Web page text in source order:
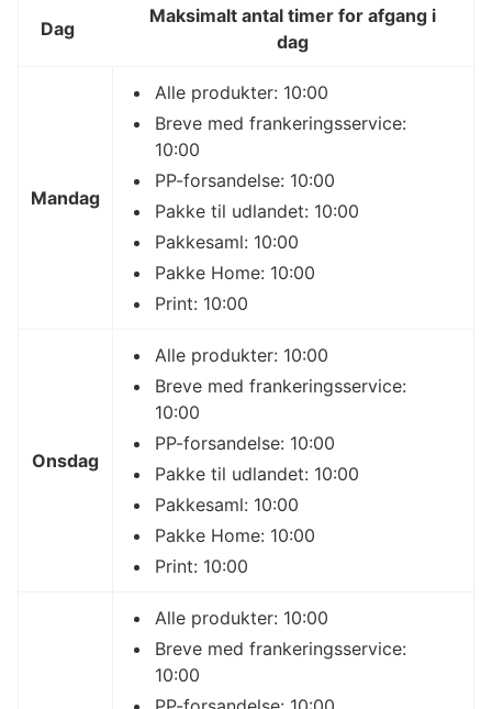
Dag
Maksimalt antal timer for afgang i
dag
Mandag
Alle produkter: 10:00
Breve med frankeringsservice:
10:00
PP-forsandelse: 10:00
Pakke til udlandet: 10:00
Pakkesaml: 10:00
Pakke Home: 10:00
Print: 10:00
Onsdag
Alle produkter: 10:00
Breve med frankeringsservice:
10:00
PP-forsandelse: 10:00
Pakke til udlandet: 10:00
Pakkesaml: 10:00
Pakke Home: 10:00
Print: 10:00
Alle produkter: 10:00
Breve med frankeringsservice:
10:00